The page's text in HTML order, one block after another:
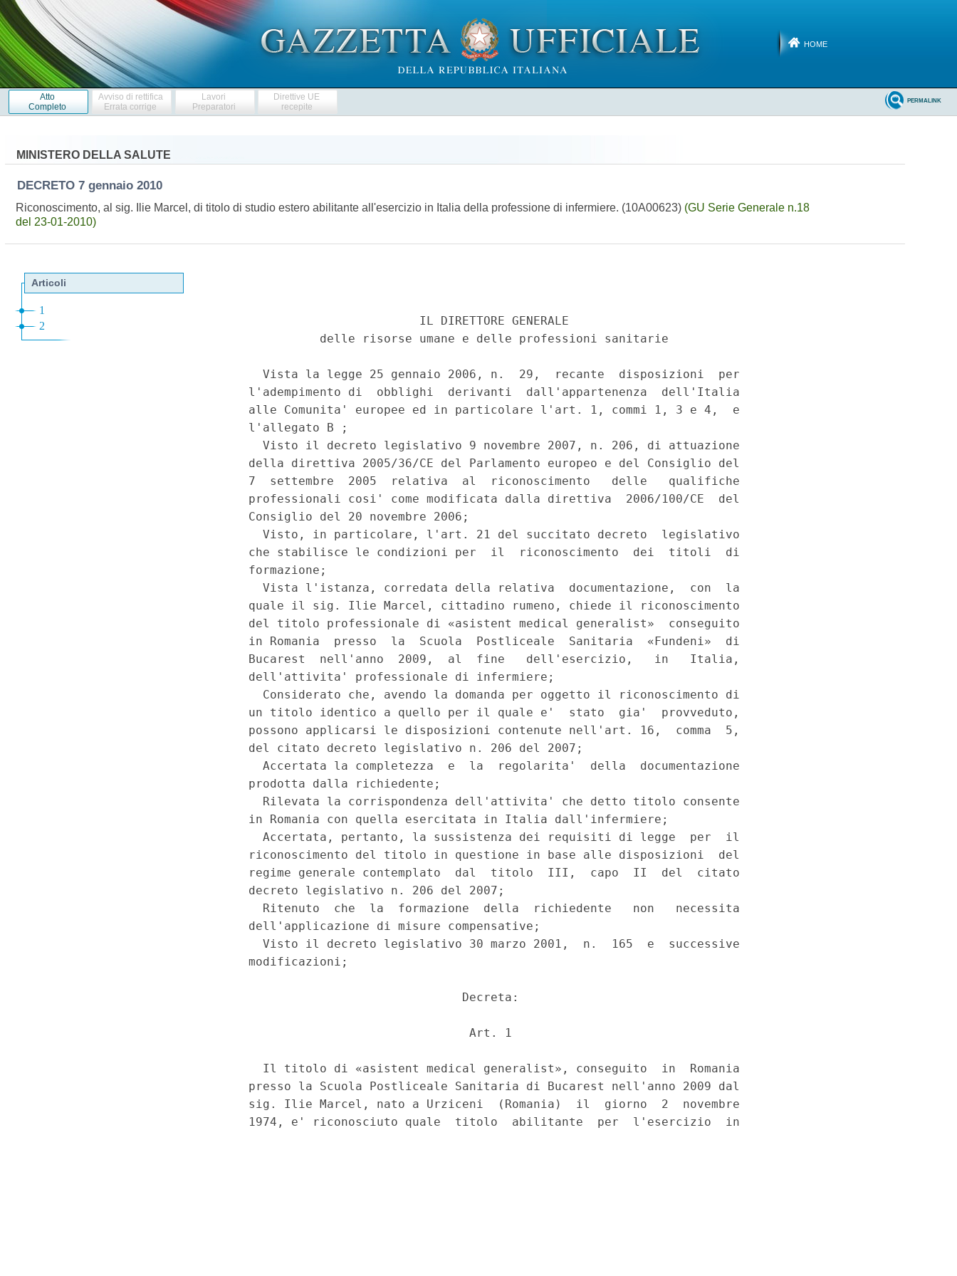
HOME
Atto
Completo
Avviso di rettifica
Errata corrige
Lavori
Preparatori
Direttive UE
recepite
PERMALINK
MINISTERO DELLA SALUTE
DECRETO 7 gennaio 2010
Riconoscimento, al sig. Ilie Marcel, di titolo di studio estero abilitante all'esercizio in Italia della professione di infermiere. (10A00623) (GU Serie Generale n.18
del 23-01-2010)